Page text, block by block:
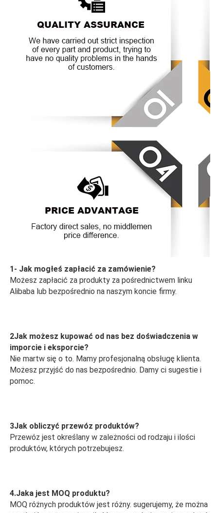
1- Jak mogłeś zapłacić za zamówienie?
Możesz zapłacić za produkty za pośrednictwem linku
Alibaba lub bezpośrednio na naszym koncie firmy.
2Jak możesz kupować od nas bez doświadczenia w
imporcie i eksporcie?
Nie martw się o to. Mamy profesjonalną obsługę klienta.
Możesz przyjść do nas bezpośrednio. Damy ci sugestie i
pomoc.
3Jak obliczyć przewóz produktów?
Przewóz jest określany w zależności od rodzaju i ilości
produktów, których potrzebujesz.
4.Jaka jest MOQ produktu?
MOQ różnych produktów jest różny. sugerujemy, że można